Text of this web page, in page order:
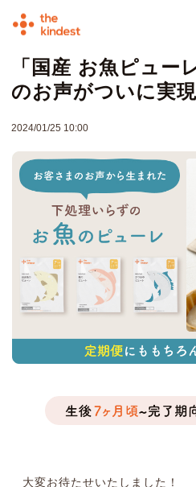
「国産 お魚ピュー
のお声がついに実現
2024/01/25 10:00
大変お待たせいたしました！